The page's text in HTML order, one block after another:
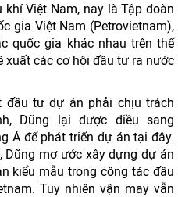
Việt Nam, nay là Tập đoàn
gia Việt Nam (Petrovietnam),
quốc gia khác nhau trên thế
xuất các cơ hội đầu tư ra nước
đầu tư dự án phải chịu trách
Dũng lại được điều sang
Á để phát triển dự án tại đây.
Dũng mơ ước xây dựng dự án
kiểu mẫu trong công tác đầu
Tuy nhiên vận may vẫn